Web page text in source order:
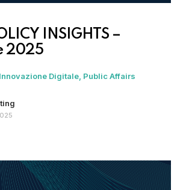
INSIGHTS –
2025
Innovazione Digitale Public Affairs